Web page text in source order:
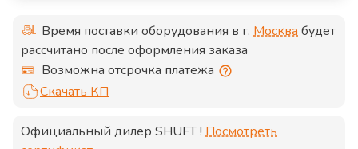
Время поставки оборудования в г. Москвабудет
рассчитано после оформления заказа
Возможна отсрочка платежа
Скачать КП
Официальный дилер SHUFT! Посмотреть